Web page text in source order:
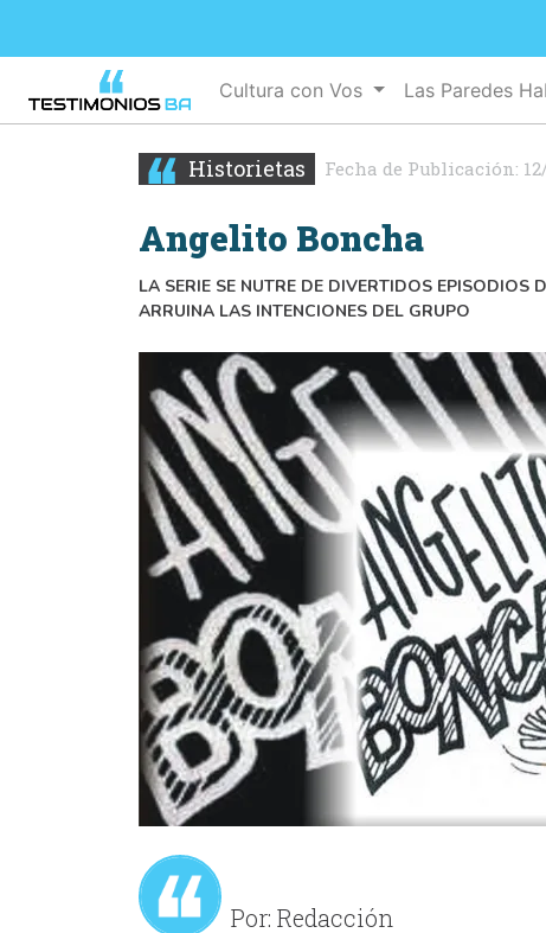
Cultura con Vos Las Paredes
Historietas Fecha de Publicación:
Angelito Boncha
LA SERIE SE NUTRE DE DIVERTIDOS EPISODIOS
ARRUINA LAS INTENCIONES DEL GRUPO
Por: Redacción